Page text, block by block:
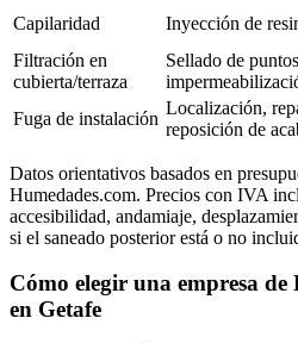
Capilaridad
Inyección de
Filtración en
cubierta/terraza
Sellado de
Fuga de instalación
Localización,
reposición de
Datos orientativos basados en
Humedades.com. Precios con IVA
accesibilidad, andamiaje,
si el saneado posterior está o no
Cómo elegir una empresa
en Getafe